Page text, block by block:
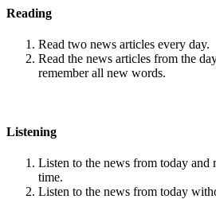
Reading
Read two news articles every day.
Read the news articles from the
remember all new words.
Listening
Listen to the news from today and
time.
Listen to the news from today